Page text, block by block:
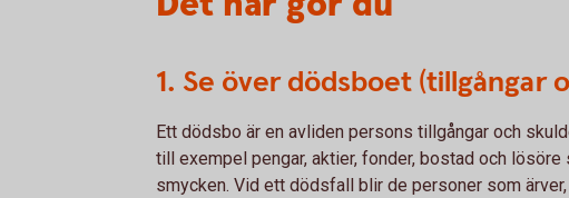
1. Se över dödsboet (tillgångar
Ett dödsbo är en avliden persons tillgångar och
till exempel pengar, aktier, fonder, bostad och lösöre
smycken. Vid ett dödsfall blir de personer som